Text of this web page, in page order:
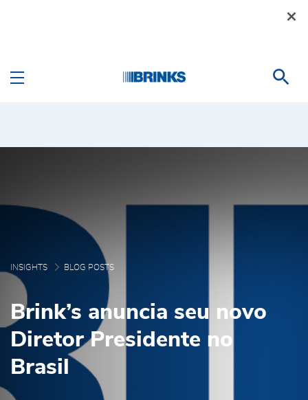
INSIGHTS BLOG POSTS
Brink’s anuncia seu novo
Diretor Presidente no
Brasil